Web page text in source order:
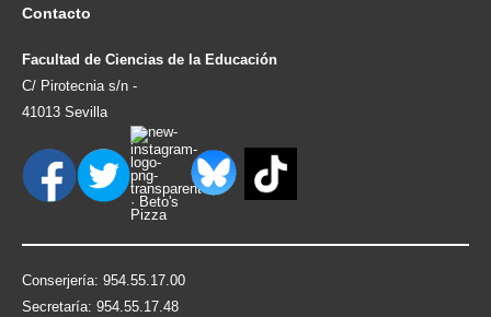
Contacto
Facultad de Ciencias de la Educación
C/ Pirotecnia s/n -
41013 Sevilla
Conserjería: 954.55.17.00
Secretaría: 954.55.17.48